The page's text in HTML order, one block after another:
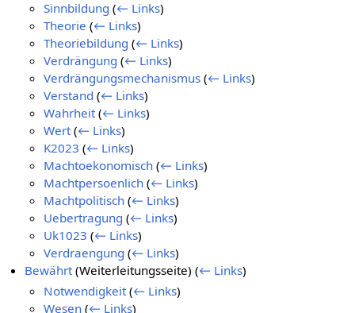
Sinnbildung (← Links)
Theorie (← Links)
Theoriebildung (← Links)
Verdrängung (← Links)
Verdrängungsmechanismus (← Links)
Verstand (← Links)
Wahrheit (← Links)
Wert (← Links)
K2023 (← Links)
Machtoekonomisch (← Links)
Machtpersoenlich (← Links)
Machtpolitisch (← Links)
Uebertragung (← Links)
Uk1023 (← Links)
Verdraengung (← Links)
Bewährt (Weiterleitungsseite)(← Links)
Notwendigkeit (← Links)
Wesen (← Links)